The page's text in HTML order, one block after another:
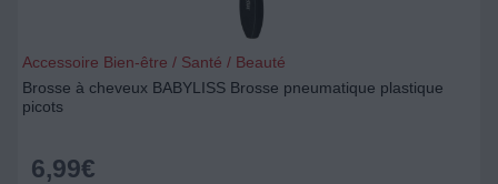
Accessoire Bien-être / Santé / Beauté
Brosse à cheveux BABYLISS Brosse pneumatique plastique
picots
6,99€